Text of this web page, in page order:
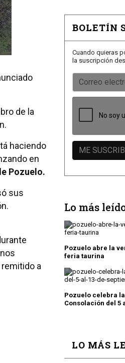
de la
haciendo
en
Pozuelo.
sus
a
BOLETÍN
Cuando quieras
la suscripción
Lo más
Pozuelo abre la
feria taurina
Pozuelo celebra
Consolación del 5
LO MÁS